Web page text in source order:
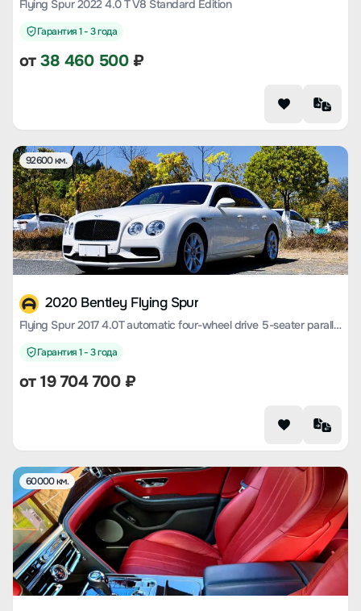
Flying Spur 2022 4.0 T V8 Standard Edition
Гарантия 1 - 3 года
от38 460 500₽
92600 км.
2020 Bentley Flying Spur
Flying Spur 2017 4.0T automatic four-wheel drive 5-seater parallel import
Гарантия 1 - 3 года
от19 704 700₽
60000 км.